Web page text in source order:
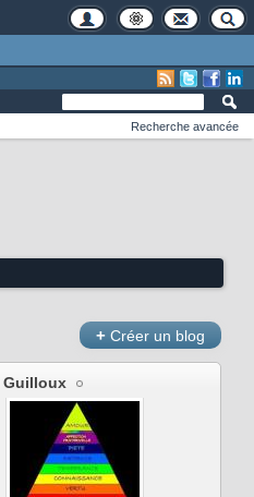
Recherche avancée
+ Créer un blog
Guilloux